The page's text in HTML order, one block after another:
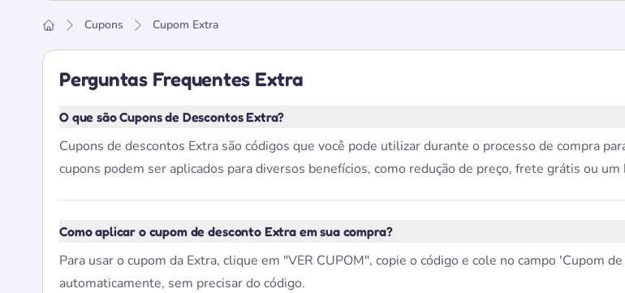
Cupons Cupom Extra
Perguntas Frequentes Extra
O que são Cupons de Descontos Extra?
Cupons de descontos Extra são códigos que você pode utilizar durante o processo de compra
cupons podem ser aplicados para diversos benefícios, como redução de preço, frete grátis ou
Como aplicar o cupom de desconto Extra em sua compra?
Para usar o cupom da Extra, clique em "VER CUPOM", copie o código e cole no campo 'Cupom
automaticamente, sem precisar do código.